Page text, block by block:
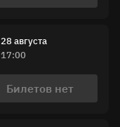
28 августа
17:00
Билетов нет